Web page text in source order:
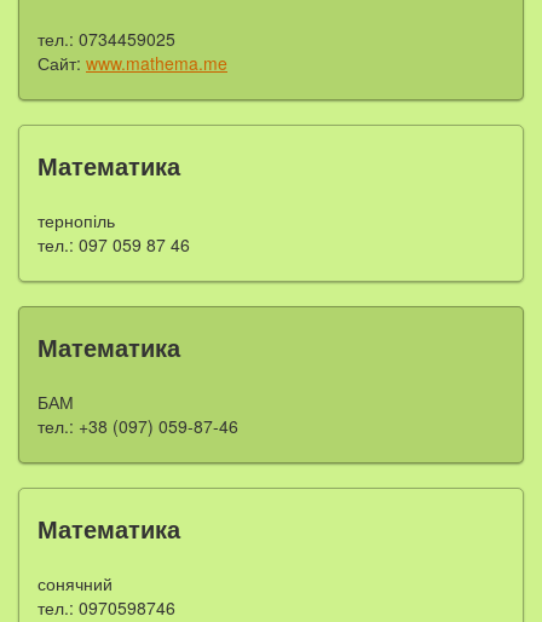
тел.: 0734459025
Сайт: www.mathema.me
Математика
тернопіль
тел.: 097 059 87 46
Математика
БАМ
тел.: +38 (097) 059-87-46
Математика
сонячний
тел.: 0970598746